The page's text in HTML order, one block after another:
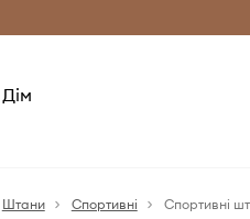
Безкоштовна доставка з ЄС (від 2800
Дім
Штани Спортивні Спортивні